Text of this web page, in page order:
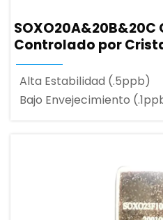
Controlado por
Estabilidad
Alta Estabilidad (.5ppb)
Bajo Envejecimiento